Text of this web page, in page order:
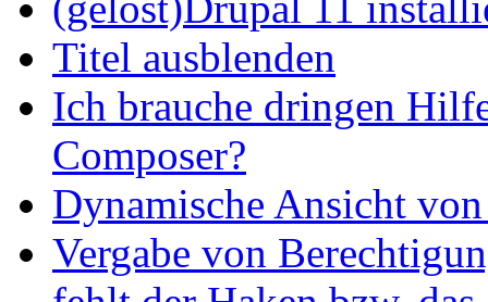
Titel ausblenden
Ich brauche dringen
Composer?
Dynamische Ansicht
Vergabe von